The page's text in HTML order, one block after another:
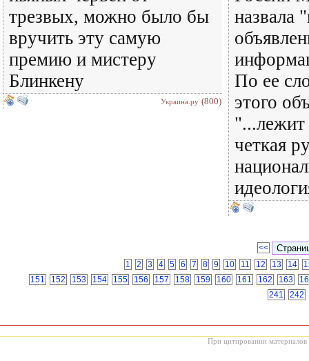
трезвых, можно было бы
вручить эту самую
премию и мистеру
Блинкену
Украина.ру (800)
назвала
По ее
этого
четкая
<<
1
2 3 4 5 6 7 8 9 10 11 12 13 14
151
152 153 154 155 156 157 158 159 160 161 162 163
241
242
При цитировании материалов